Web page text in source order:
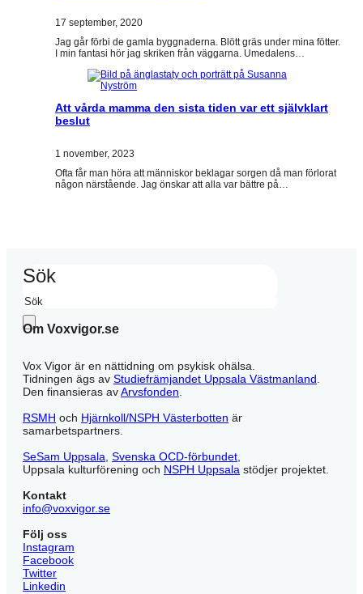
17 september, 2020
Jag går förbi de gamla byggnaderna. Blött gräs under mina fötter.
I min fantasi hör jag skriken från väggarna. Umedalens…
Att vårda mamma den sista tiden var ett självklart
beslut
1 november, 2023
Ofta får man höra att människor beklagar sorgen då man förlorat
någon närstående. Jag önskar att alla var bättre på…
Sök
Om Voxvigor.se
Vox Vigor är en nättidning om psykisk ohälsa.
Tidningen ägs av Studiefrämjandet Uppsala Västmanland.
Den finansieras avArvsfonden.
RSMH och Hjärnkoll/NSPH Västerbotten är
samarbetspartners.
SeSam Uppsala, Svenska OCD-förbundet,
Uppsala kulturförening och NSPH Uppsala stödjer projektet.
Kontakt
info@voxvigor.se
Följ oss
Instagram
Facebook
Twitter
Linkedin